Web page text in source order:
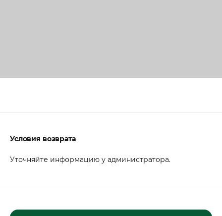
Условия возврата
Уточняйте информацию у администратора.